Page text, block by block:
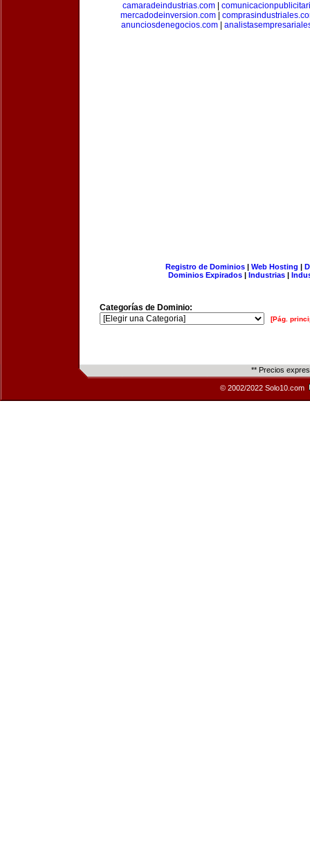
camaradeindustrias.com|
mercadodeinversion.com
anunciosdenegocios.com|
Registro de Dominios| Web Hosting |
Dominios Expirados | Industrias |
Categorías de Dominio:
[Pág.
** Precios
© 2002/2022 Solo10.com